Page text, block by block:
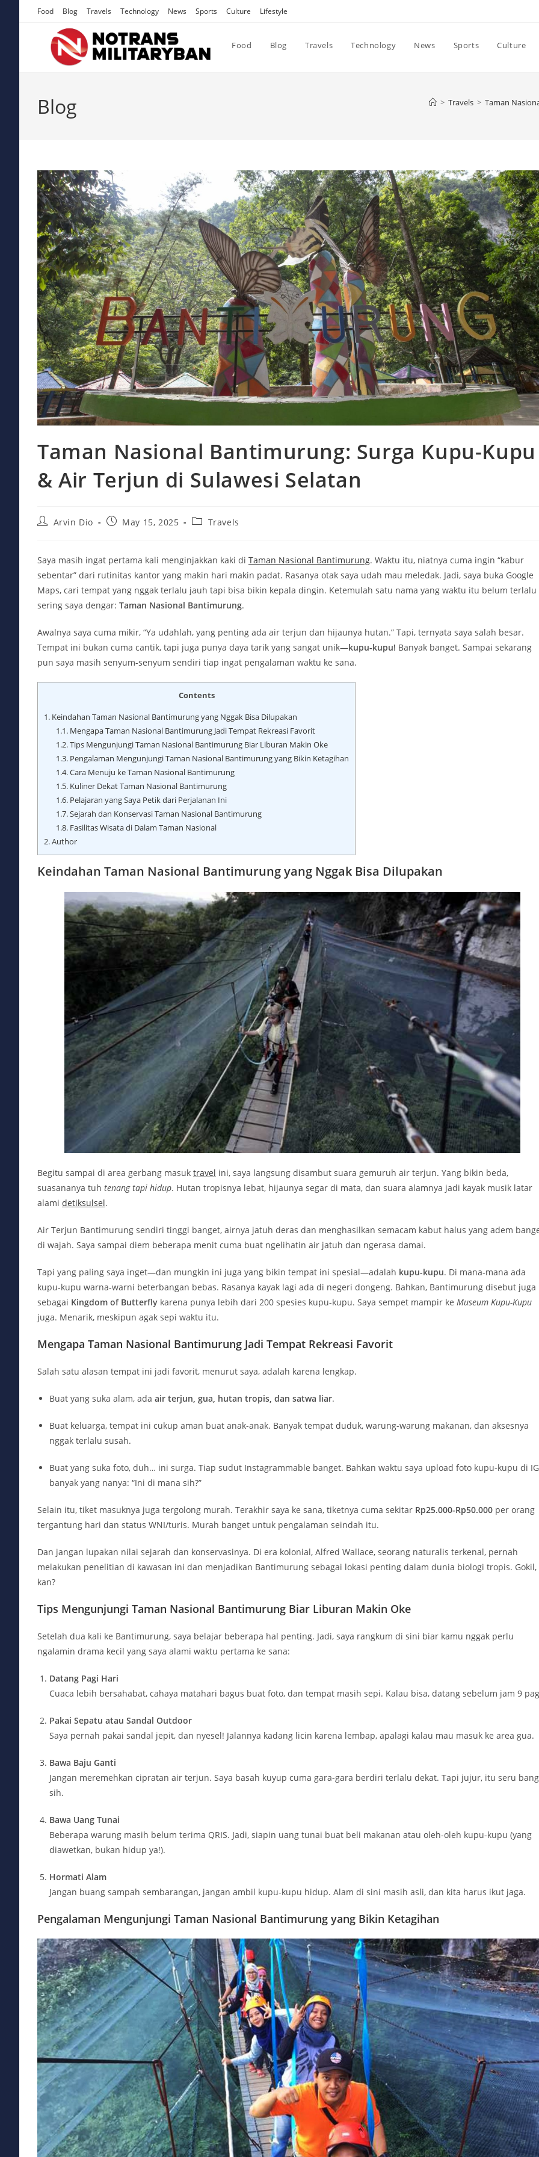
Food Blog Travels Technology News Sports Culture Lifestyle
Food Blog Travels Technology News Sports Culture
Blog > Travels > Taman
Taman Nasional Bantimurung: Surga Kupu-Kupu
& Air Terjun di Sulawesi Selatan
PostArvin Dio
PostMay 15, 2025
PostTravels
Saya masih ingat pertama kali menginjakkan kaki di Taman Nasional Bantimurung. Waktu itu, niatnya cuma ingin “kabur
sebentar” dari rutinitas kantor yang makin hari makin padat. Rasanya otak saya udah mau meledak. Jadi, saya buka Google
Maps, cari tempat yang nggak terlalu jauh tapi bisa bikin kepala dingin. Ketemulah satu nama yang waktu itu belum terlalu
sering saya dengar: Taman Nasional Bantimurung.
Awalnya saya cuma mikir, “Ya udahlah, yang penting ada air terjun dan hijaunya hutan.” Tapi, ternyata saya salah besar.
Tempat ini bukan cuma cantik, tapi juga punya daya tarik yang sangat unik—kupu-kupu! Banyak banget. Sampai sekarang
pun saya masih senyum-senyum sendiri tiap ingat pengalaman waktu ke sana.
Contents
1. Keindahan Taman Nasional Bantimurung yang Nggak Bisa Dilupakan
1.1.Mengapa Taman Nasional Bantimurung Jadi Tempat Rekreasi Favorit
1.2.Tips Mengunjungi Taman Nasional Bantimurung Biar Liburan Makin Oke
1.3.Pengalaman Mengunjungi Taman Nasional Bantimurung yang Bikin Ketagihan
1.4.Cara Menuju ke Taman Nasional Bantimurung
1.5.Kuliner Dekat Taman Nasional Bantimurung
1.6.Pelajaran yang Saya Petik dari Perjalanan Ini
1.7.Sejarah dan Konservasi Taman Nasional Bantimurung
1.8.Fasilitas Wisata di Dalam Taman Nasional
2.Author
Keindahan Taman Nasional Bantimurung yang Nggak Bisa Dilupakan
Begitu sampai di area gerbang masuk travel ini, saya langsung disambut suara gemuruh air terjun. Yang bikin beda,
suasananya tuh tenang tapi hidup. Hutan tropisnya lebat, hijaunya segar di mata, dan suara alamnya jadi kayak musik latar
alami detiksulsel.
Air Terjun Bantimurung sendiri tinggi banget, airnya jatuh deras dan menghasilkan semacam kabut halus yang adem
di wajah. Saya sampai diem beberapa menit cuma buat ngelihatin air jatuh dan ngerasa damai.
Tapi yang paling saya inget—dan mungkin ini juga yang bikin tempat ini spesial—adalah kupu-kupu. Di mana-mana ada
kupu-kupu warna-warni beterbangan bebas. Rasanya kayak lagi ada di negeri dongeng. Bahkan, Bantimurung disebut juga
sebagai Kingdom of Butterfly karena punya lebih dari 200 spesies kupu-kupu. Saya sempet mampir ke Museum Kupu-Kupu
juga. Menarik, meskipun agak sepi waktu itu.
Mengapa Taman Nasional Bantimurung Jadi Tempat Rekreasi Favorit
Salah satu alasan tempat ini jadi favorit, menurut saya, adalah karena lengkap.
Buat yang suka alam, ada air terjun, gua, hutan tropis, dan satwa liar.
Buat keluarga, tempat ini cukup aman buat anak-anak. Banyak tempat duduk, warung-warung makanan, dan aksesnya
nggak terlalu susah.
Buat yang suka foto, duh… ini surga. Tiap sudut Instagrammable banget. Bahkan waktu saya upload foto kupu-kupu di
banyak yang nanya: “Ini di mana sih?”
Selain itu, tiket masuknya juga tergolong murah. Terakhir saya ke sana, tiketnya cuma sekitar Rp25.000-Rp50.000 per orang
tergantung hari dan status WNI/turis. Murah banget untuk pengalaman seindah itu.
Dan jangan lupakan nilai sejarah dan konservasinya. Di era kolonial, Alfred Wallace, seorang naturalis terkenal, pernah
melakukan penelitian di kawasan ini dan menjadikan Bantimurung sebagai lokasi penting dalam dunia biologi tropis. Gokil,
kan?
Tips Mengunjungi Taman Nasional Bantimurung Biar Liburan Makin Oke
Setelah dua kali ke Bantimurung, saya belajar beberapa hal penting. Jadi, saya rangkum di sini biar kamu nggak perlu
ngalamin drama kecil yang saya alami waktu pertama ke sana:
Datang Pagi Hari
Cuaca lebih bersahabat, cahaya matahari bagus buat foto, dan tempat masih sepi. Kalau bisa, datang sebelum jam 9
Pakai Sepatu atau Sandal Outdoor
Saya pernah pakai sandal jepit, dan nyesel! Jalannya kadang licin karena lembap, apalagi kalau mau masuk ke area gua.
Bawa Baju Ganti
Jangan meremehkan cipratan air terjun. Saya basah kuyup cuma gara-gara berdiri terlalu dekat. Tapi jujur, itu seru
sih.
Bawa Uang Tunai
Beberapa warung masih belum terima QRIS. Jadi, siapin uang tunai buat beli makanan atau oleh-oleh kupu-kupu (yang
diawetkan, bukan hidup ya!).
Hormati Alam
Jangan buang sampah sembarangan, jangan ambil kupu-kupu hidup. Alam di sini masih asli, dan kita harus ikut jaga.
Pengalaman Mengunjungi Taman Nasional Bantimurung yang Bikin Ketagihan